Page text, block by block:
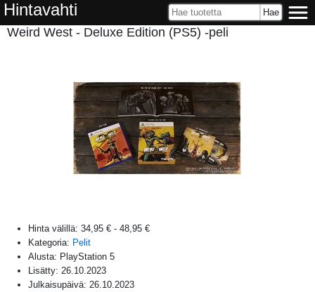
Hintavahti
Weird West - Deluxe Edition (PS5) -peli
Hinta välillä: 34,95 € - 48,95 €
Kategoria: Pelit
Alusta: PlayStation 5
Lisätty: 26.10.2023
Julkaisupäivä: 26.10.2023